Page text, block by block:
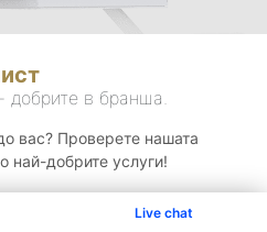
Live chat
добрите в бранша.
вас? Проверете нашата
най-добрите услуги!